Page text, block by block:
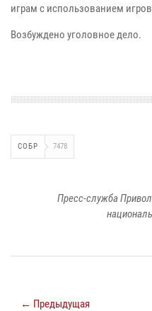
играм с использованием
Возбуждено уголовное дело.
СОБР 7478
Пресс-служба
← Предыдущая